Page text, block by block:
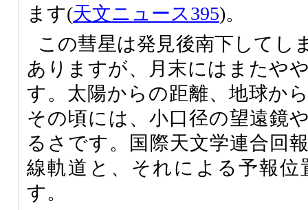
ます(天文ニュース395)。
この彗星は発見後南下してし
ありますが、月末にはまたや
す。太陽からの距離、地球か
その頃には、小口径の望遠鏡
るさです。国際天文学連合回
線軌道と、それによる予報
す。